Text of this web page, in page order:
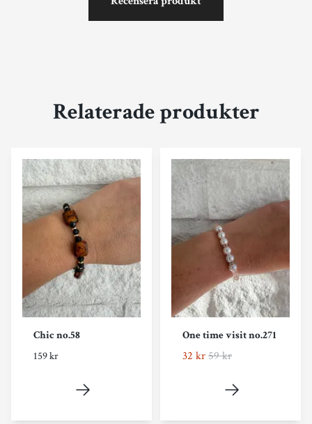
Relaterade produkter
Chic no.58
159 kr
One time visit no.271
32 kr59 kr